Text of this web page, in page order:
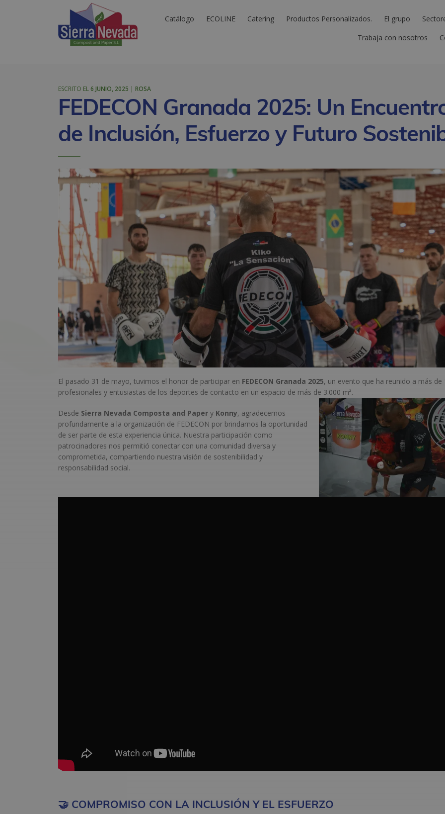
Catálogo ECOLINE Catering Productos Personalizados. El grupo
Trabaja con nosotros
ESCRITO EL6 JUNIO, 2025 | ROSA
FEDECON Granada 2025: Un
de Inclusión, Esfuerzo y Futuro
El pasado 31 de mayo, tuvimos el honor de participar en FEDECON Granada 2025, un evento que ha reunido a más de
profesionales y entusiastas de los deportes de contacto en un espacio de más de 3.000 m².
Desde Sierra Nevada Composta and Paper y Konny, agradecemos
profundamente a la organización de FEDECON por brindarnos la oportunidad
de ser parte de esta experiencia única. Nuestra participación como
patrocinadores nos permitió conectar con una comunidad diversa y
comprometida, compartiendo nuestra visión de sostenibilidad y
responsabilidad social.
🤝 COMPROMISO CON LA INCLUSIÓN Y EL ESFUERZO